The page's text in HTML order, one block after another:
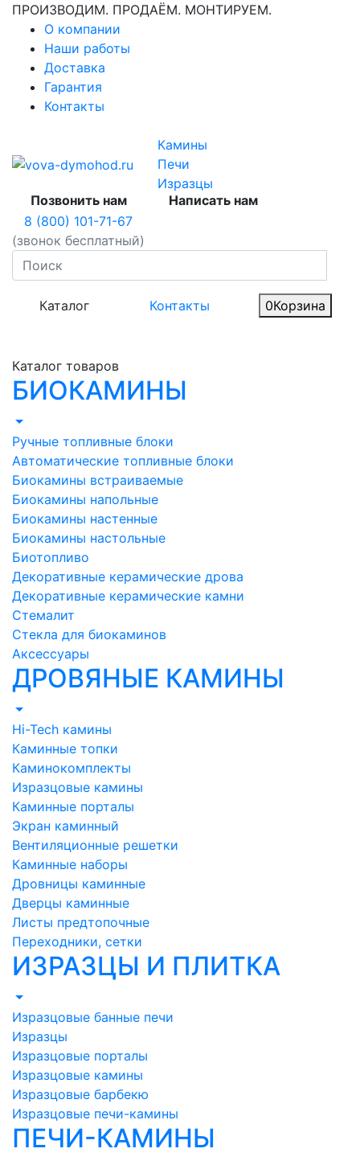
ПРОИЗВОДИМ. ПРОДАЁМ. МОНТИРУЕМ.
О компании
Наши работы
Доставка
Гарантия
Контакты
Камины
Печи
Изразцы
Позвонить нам
8 (800) 101-71-67
(звонок бесплатный)
Написать нам
Каталог Контакты 0Корзина
Каталог товаров
БИОКАМИНЫ
Ручные топливные блоки
Автоматические топливные блоки
Биокамины встраиваемые
Биокамины напольные
Биокамины настенные
Биокамины настольные
Биотопливо
Декоративные керамические дрова
Декоративные керамические камни
Стемалит
Стекла для биокаминов
Аксессуары
ДРОВЯНЫЕ КАМИНЫ
Hi-Tech камины
Каминные топки
Каминокомплекты
Изразцовые камины
Каминные порталы
Экран каминный
Вентиляционные решетки
Каминные наборы
Дровницы каминные
Дверцы каминные
Листы предтопочные
Переходники, сетки
ИЗРАЗЦЫ И ПЛИТКА
Изразцовые банные печи
Изразцы
Изразцовые порталы
Изразцовые камины
Изразцовые барбекю
Изразцовые печи-камины
ПЕЧИ-КАМИНЫ